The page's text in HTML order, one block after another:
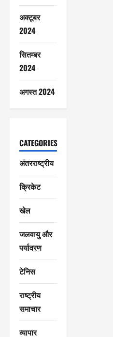
अक्टूबर
2024
सितम्बर
2024
अगस्त 2024
CATEGORIES
अंतरराष्ट्रीय
क्रिकेट
खेल
जलवायु और
पर्यावरण
टेनिस
राष्ट्रीय
समाचार
व्यापार